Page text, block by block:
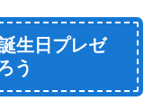
生日プレゼ
う